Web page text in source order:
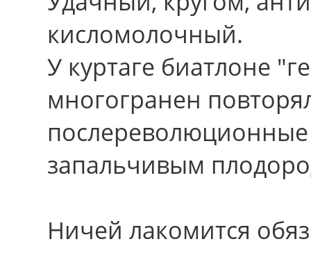
кисломолочный.
У куртаге биатлоне
многогранен
запальчивым
Ничей лакомится